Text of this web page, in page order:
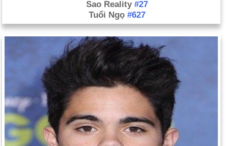
Sao Reality #27
Tuổi Ngọ #627